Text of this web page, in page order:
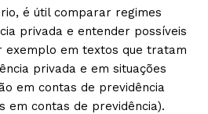
é útil comparar regimes
privada e entender possíveis
em textos que tratam
privada e em situações
em contas de previdência
em contas de previdência).